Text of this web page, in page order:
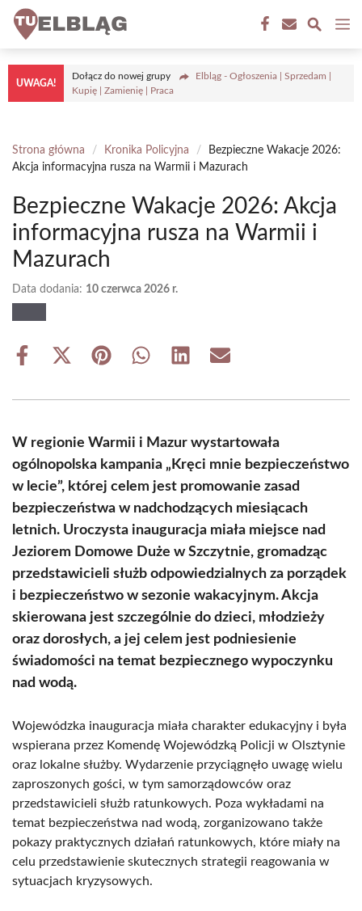
Przejdź
treści
UWAGA!
Dołącz do nowej grupy
Elbląg - Ogłoszenia | Sprzedam |
Kupię | Zamienię | Praca
Strona główna / Kronika Policyjna /
Bezpieczne Wakacje 2026:
Akcja informacyjna rusza na Warmii i Mazurach
Bezpieczne Wakacje 2026: Akcja
informacyjna rusza na Warmii i
Mazurach
Data dodania: 10 czerwca 2026 r.
Share
Share
(Twitter)
Share Share Share Share
W regionie Warmii i Mazur wystartowała
ogólnopolska kampania „Kręci mnie bezpieczeństwo
w lecie”, której celem jest promowanie zasad
bezpieczeństwa w nadchodzących miesiącach
letnich. Uroczysta inauguracja miała miejsce nad
Jeziorem Domowe Duże w Szczytnie, gromadząc
przedstawicieli służb odpowiedzialnych za porządek
i bezpieczeństwo w sezonie wakacyjnym. Akcja
skierowana jest szczególnie do dzieci, młodzieży
oraz dorosłych, a jej celem jest podniesienie
świadomości na temat bezpiecznego wypoczynku
nad wodą.
Wojewódzka inauguracja miała charakter edukacyjny i była
wspierana przez Komendę Wojewódzką Policji w Olsztynie
oraz lokalne służby. Wydarzenie przyciągnęło uwagę wielu
zaproszonych gości, w tym samorządowców oraz
przedstawicieli służb ratunkowych. Poza wykładami na
temat bezpieczeństwa nad wodą, zorganizowano także
pokazy praktycznych działań ratunkowych, które miały na
celu przedstawienie skutecznych strategii reagowania w
sytuacjach kryzysowych.